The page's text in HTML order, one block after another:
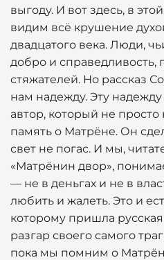
выгоду. И вот здесь, в
видим всё крушение
двадцатого века. Люди,
добро и справедливость,
стяжателей. Но рассказ
нам надежду. Эту
автор, который не просто
память о Матрёне. Он
свет не погас. И мы,
«Матрёнин двор»,
— не в деньгах и не в
любить и жалеть. Это и
которому пришла
разгар своего самого
пока мы помним о